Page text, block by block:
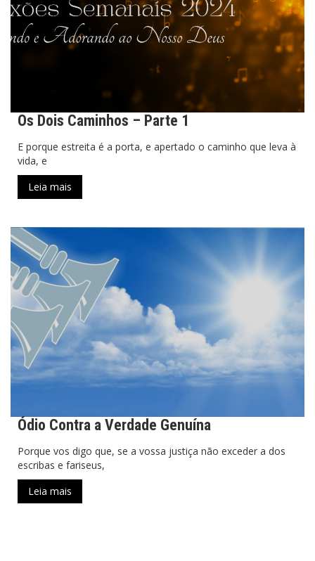
Os Dois Caminhos – Parte 1
E porque estreita é a porta, e apertado o caminho que leva à
vida, e
Leia mais
Ódio Contra a Verdade Genuína
Porque vos digo que, se a vossa justiça não exceder a dos
escribas e fariseus,
Leia mais